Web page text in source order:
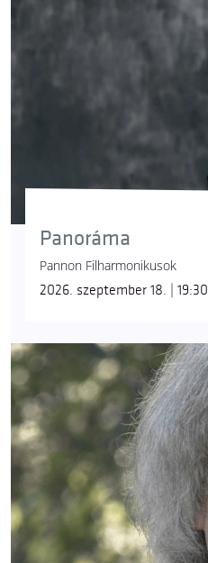
Panoráma
Pannon Filharmonikusok
2026. szeptember 18. | 19:30